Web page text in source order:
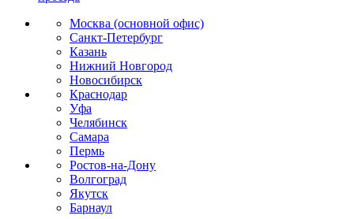
Москва (основной офис)
Санкт-Петербург
Казань
Нижний Новгород
Новосибирск
Краснодар
Уфа
Челябинск
Самара
Пермь
Ростов-на-Дону
Волгоград
Якутск
Барнаул